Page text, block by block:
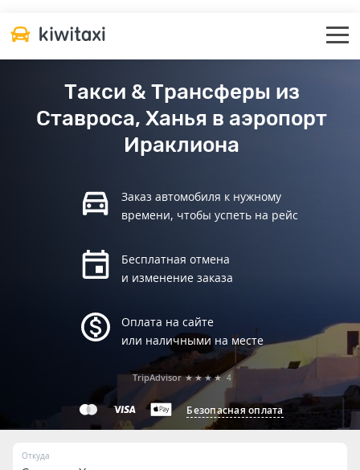
Такси & Трансферы из
Ставроса, Ханья в аэропорт
Ираклиона
Заказ автомобиля к нужному
времени, чтобы успеть на рейс
Бесплатная отмена
и изменение заказа
Оплата на сайте
или наличными на месте
Безопасная оплата
TripAdvisor ★★★★ 4
Откуда